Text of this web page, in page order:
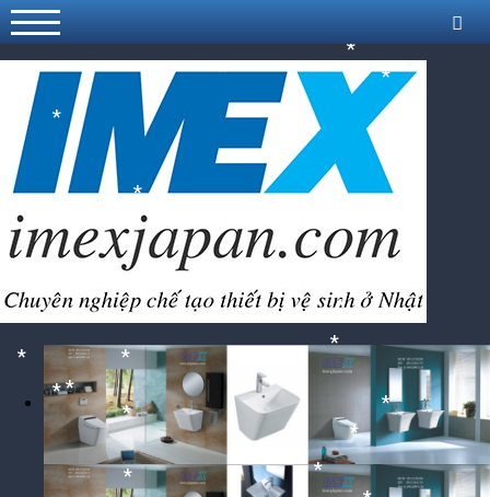
*
*
*
*
*
*
*
*
*
*
*
*
*
*
*
* *
*
*
*
*